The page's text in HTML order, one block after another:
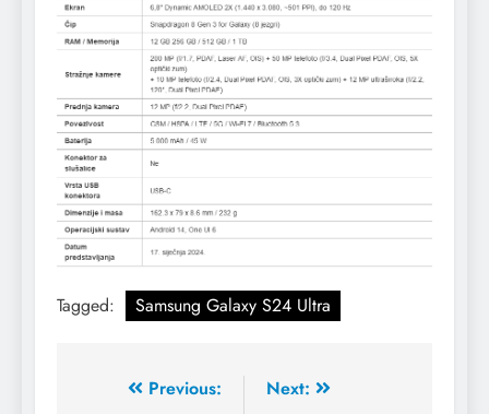
Tagged: Samsung Galaxy S24 Ultra
Previous:
Next: